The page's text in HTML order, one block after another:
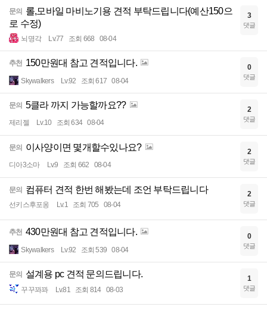
문의 롤,모바일 마비노기용 견적 부탁드립니다(예산150으
로 수정)
뇌명각 Lv.77 조회 668 08-04
3
댓글
추천 150만원대 참고 견적입니다.
Skywalkers Lv.92 조회 617 08-04
0
댓글
문의 5클라 까지 가능할까요??
제리젤 Lv.10 조회 634 08-04
2
댓글
문의 이사양이면 몇개할수있나요?
디아3소마 Lv.9 조회 662 08-04
2
댓글
문의 컴퓨터 견적 한번 해봤는데 조언 부탁드립니다
선키스후포옹 Lv.1 조회 705 08-04
2
댓글
추천 430만원대 참고 견적입니다.
Skywalkers Lv.92 조회 539 08-04
0
댓글
문의 설계용 pc 견적 문의드립니다.
꾸꾸꽈꽈 Lv.81 조회 814 08-03
1
댓글